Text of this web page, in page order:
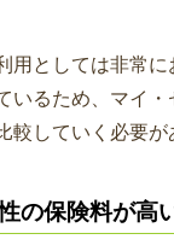
用としては非常
いるため、マイ
較していく必要が
の保険料が高